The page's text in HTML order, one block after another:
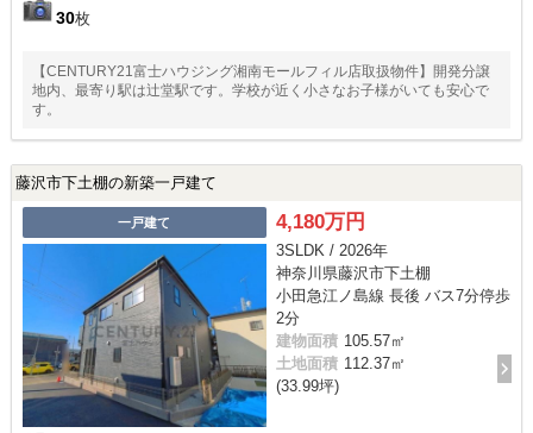
30枚
【CENTURY21富士ハウジング湘南モールフィル店取扱物件】開発分譲
地内、最寄り駅は辻堂駅です。学校が近く小さなお子様がいても安心で
す。
藤沢市下土棚の新築一戸建て
一戸建て 4,180万円
3SLDK / 2026年
神奈川県藤沢市下土棚
小田急江ノ島線 長後 バス7分停歩
2分
建物面積 105.57㎡
土地面積 112.37㎡
(33.99坪)